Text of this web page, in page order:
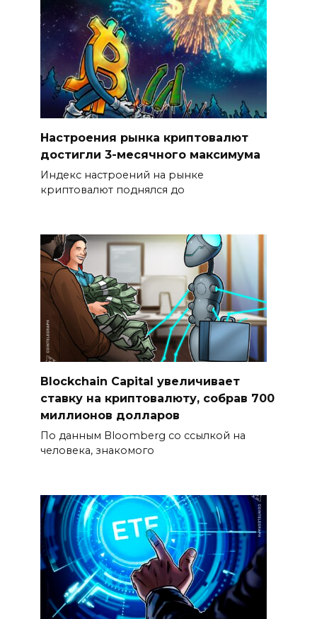
Настроения рынка криптовалют
достигли 3-месячного максимума
Индекс настроений на рынке
криптовалют поднялся до
Blockchain Capital увеличивает
ставку на криптовалюту, собрав 700
миллионов долларов
По данным Bloomberg со ссылкой на
человека, знакомого